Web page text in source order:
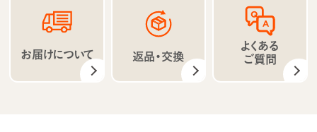
お届けについて 返品・交換
よくある
ご質問